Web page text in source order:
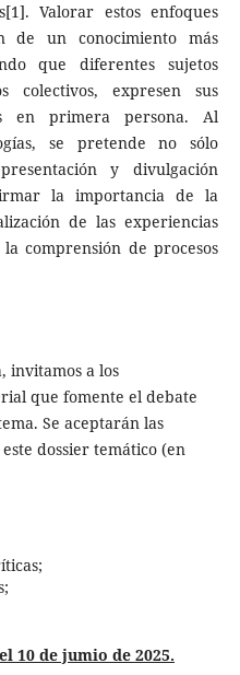
Valorar estos enfoques
de un conocimiento más
que diferentes sujetos
colectivos, expresen sus
en primera persona. Al
se pretende no sólo
y divulgación
la importancia de la
de las experiencias
comprensión de procesos
invitamos a los
que fomente el debate
Se aceptarán las
dossier temático (en
10 de jumio de 2025.